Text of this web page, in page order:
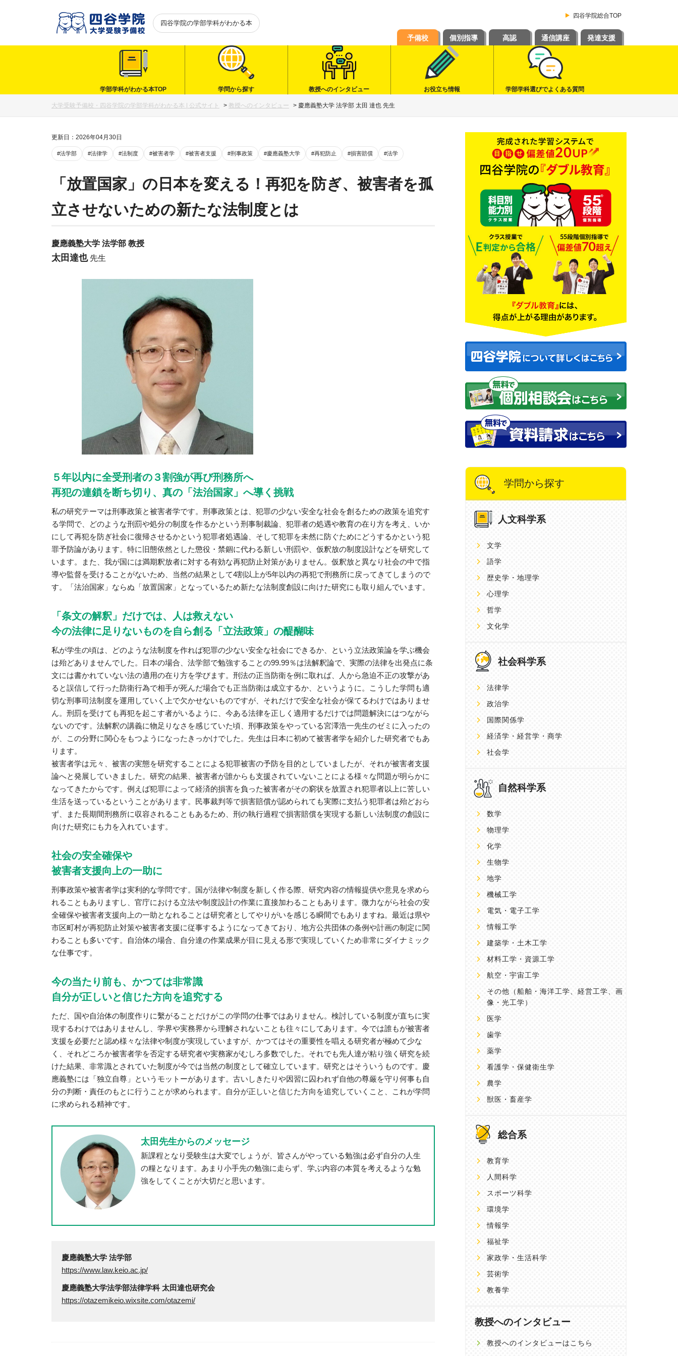
四谷学院の学部学科がわかる本
四谷学院総合TOP
予備校 個別指導 高認 通信講座 発達支援
学部学科がわかる本TOP 学問から探す 教授へのインタビュー お役立ち情報 学部学科選びでよくある質問
大学受験予備校・四谷学院の学部学科がわかる本 | 公式サイト > 教授へのインタビュー > 慶應義塾大学 法学部 太田 達也 先生
更新日：2026年04月30日
#法学部 #法律学 #法制度 #被害者学 #被害者支援 #刑事政策 #慶應義塾大学 #再犯防止 #損害賠償 #法学
「放置国家」の日本を変える！再犯を防ぎ、被害者を孤
立させないための新たな法制度とは
慶應義塾大学 法学部 教授
太田達也 先生
５年以内に全受刑者の３割強が再び刑務所へ
再犯の連鎖を断ち切り、真の「法治国家」へ導く挑戦
私の研究テーマは刑事政策と被害者学です。刑事政策とは、犯罪の少ない安全な社会を創るための政策を追究す
る学問で、どのような刑罰や処分の制度を作るかという刑事制裁論、犯罪者の処遇や教育の在り方を考え、いか
にして再犯を防ぎ社会に復帰させるかという犯罪者処遇論、そして犯罪を未然に防ぐためにどうするかという犯
罪予防論があります。特に旧態依然とした懲役・禁錮に代わる新しい刑罰や、仮釈放の制度設計などを研究して
います。また、我が国には満期釈放者に対する有効な再犯防止対策がありません。仮釈放と異なり社会の中で指
導や監督を受けることがないため、当然の結果として4割以上が5年以内の再犯で刑務所に戻ってきてしまうので
す。「法治国家」ならぬ「放置国家」となっているため新たな法制度創設に向けた研究にも取り組んでいます。
「条文の解釈」だけでは、人は救えない
今の法律に足りないものを自ら創る「立法政策」の醍醐味
私が学生の頃は、どのような法制度を作れば犯罪の少ない安全な社会にできるか、という立法政策論を学ぶ機会
は殆どありませんでした。日本の場合、法学部で勉強することの99.99％は法解釈論で、実際の法律を出発点に条
文には書かれていない法の適用の在り方を学びます。刑法の正当防衛を例に取れば、人から急迫不正の攻撃があ
ると誤信して行った防衛行為で相手が死んだ場合でも正当防衛は成立するか、というように。こうした学問も適
切な刑事司法制度を運用していく上で欠かせないものですが、それだけで安全な社会が保てるわけではありませ
ん。刑罰を受けても再犯を起こす者がいるように、今ある法律を正しく適用するだけでは問題解決にはつながら
ないのです。法解釈の講義に物足りなさを感じていた頃、刑事政策をやっている宮澤浩一先生のゼミに入ったの
が、この分野に関心をもつようになったきっかけでした。先生は日本に初めて被害者学を紹介した研究者でもあ
ります。
被害者学は元々、被害の実態を研究することによる犯罪被害の予防を目的としていましたが、それが被害者支援
論へと発展していきました。研究の結果、被害者が誰からも支援されていないことによる様々な問題が明らかに
なってきたからです。例えば犯罪によって経済的損害を負った被害者がその窮状を放置され犯罪者以上に苦しい
生活を送っているということがあります。民事裁判等で損害賠償が認められても実際に支払う犯罪者は殆どおら
ず、また長期間刑務所に収容されることもあるため、刑の執行過程で損害賠償を実現する新しい法制度の創設に
向けた研究にも力を入れています。
社会の安全確保や
被害者支援向上の一助に
刑事政策や被害者学は実利的な学問です。国が法律や制度を新しく作る際、研究内容の情報提供や意見を求めら
れることもありますし、官庁における立法や制度設計の作業に直接加わることもあります。微力ながら社会の安
全確保や被害者支援向上の一助となれることは研究者としてやりがいを感じる瞬間でもありますね。最近は県や
市区町村が再犯防止対策や被害者支援に従事するようになってきており、地方公共団体の条例や計画の制定に関
わることも多いです。自治体の場合、自分達の作業成果が目に見える形で実現していくため非常にダイナミック
な仕事です。
今の当たり前も、かつては非常識
自分が正しいと信じた方向を追究する
ただ、国や自治体の制度作りに繫がることだけがこの学問の仕事ではありません。検討している制度が直ちに実
現するわけではありませんし、学界や実務界から理解されないことも往々にしてあります。今では誰もが被害者
支援を必要だと認め様々な法律や制度が実現していますが、かつてはその重要性を唱える研究者が極めて少な
く、それどころか被害者学を否定する研究者や実務家がむしろ多数でした。それでも先人達が粘り強く研究を続
けた結果、非常識とされていた制度が今では当然の制度として確立しています。研究とはそういうものです。慶
應義塾には「独立自尊」というモットーがあります。古いしきたりや因習に囚われず自他の尊厳を守り何事も自
分の判断・責任のもとに行うことが求められます。自分が正しいと信じた方向を追究していくこと、これが学問
に求められる精神です。
太田先生からのメッセージ
新課程となり受験生は大変でしょうが、皆さんがやっている勉強は必ず自分の人生
の糧となります。あまり小手先の勉強に走らず、学ぶ内容の本質を考えるような勉
強をしてくことが大切だと思います。
慶應義塾大学 法学部
https://www.law.keio.ac.jp/
慶應義塾大学法学部法律学科 太田達也研究会
https://otazemikeio.wixsite.com/otazemi/
学問から探す
人文科学系
文学
語学
歴史学・地理学
心理学
哲学
文化学
社会科学系
法律学
政治学
国際関係学
経済学・経営学・商学
社会学
自然科学系
数学
物理学
化学
生物学
地学
機械工学
電気・電子工学
情報工学
建築学・土木工学
材料工学・資源工学
航空・宇宙工学
その他 （船舶・海洋工学、経営工学、画
像・光工学）
医学
歯学
薬学
看護学・保健衛生学
農学
獣医・畜産学
総合系
教育学
人間科学
スポーツ科学
環境学
情報学
福祉学
家政学・生活科学
芸術学
教養学
教授へのインタビュー
教授へのインタビューはこちら